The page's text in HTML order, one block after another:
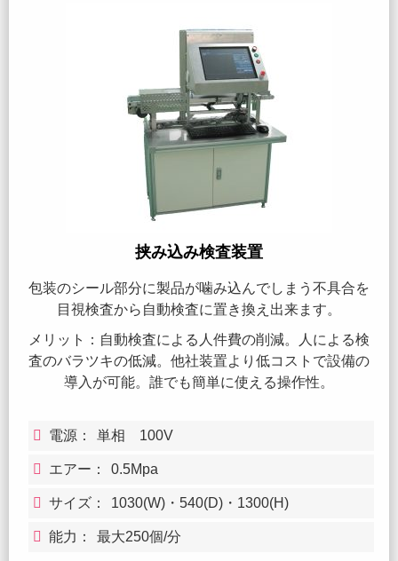
挟み込み検査装置
包装のシール部分に製品が噛み込んでしまう不具合を
目視検査から自動検査に置き換え出来ます。
メリット：自動検査による人件費の削減。人による検
査のバラツキの低減。他社装置より低コストで設備の
導入が可能。誰でも簡単に使える操作性。
電源： 単相 100V
エアー： 0.5Mpa
サイズ： 1030(W)・540(D)・1300(H)
能力： 最大250個/分